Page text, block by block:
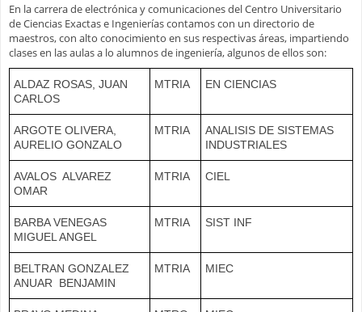
En la carrera de electrónica y comunicaciones del Centro Universitario
de Ciencias Exactas e Ingenierías contamos con un directorio de
maestros, con alto conocimiento en sus respectivas áreas, impartiendo
clases en las aulas a lo alumnos de ingeniería, algunos de ellos son:
ALDAZ ROSAS, JUAN
CARLOS
MTRIA EN CIENCIAS
ARGOTE OLIVERA,
AURELIO GONZALO
MTRIA
ANALISIS DE SISTEMAS
INDUSTRIALES
AVALOS ALVAREZ
OMAR
MTRIA CIEL
BARBA VENEGAS
MIGUEL ANGEL
MTRIA SIST INF
BELTRAN GONZALEZ
ANUAR BENJAMIN
MTRIA MIEC